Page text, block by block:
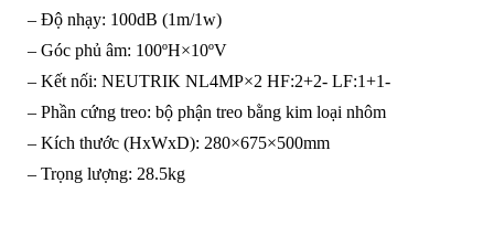
– Độ nhạy: 100dB (1m/1w)
– Góc phủ âm: 100ºH×10ºV
– Kết nối: NEUTRIK NL4MP×2 HF:2+2- LF:1+1-
– Phần cứng treo: bộ phận treo bằng kim loại nhôm
– Kích thước (HxWxD): 280×675×500mm
– Trọng lượng: 28.5kg